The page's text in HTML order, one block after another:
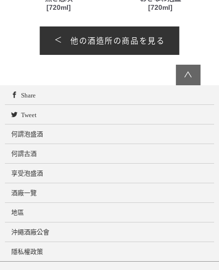
[720ml]
[720ml]
他の酒造所の商品を見る
∧
Share
Tweet
何謂泡盛酒
何謂古酒
享受泡盛酒
酒廠一覽
地區
沖繩酒廠公會
隱私權政策